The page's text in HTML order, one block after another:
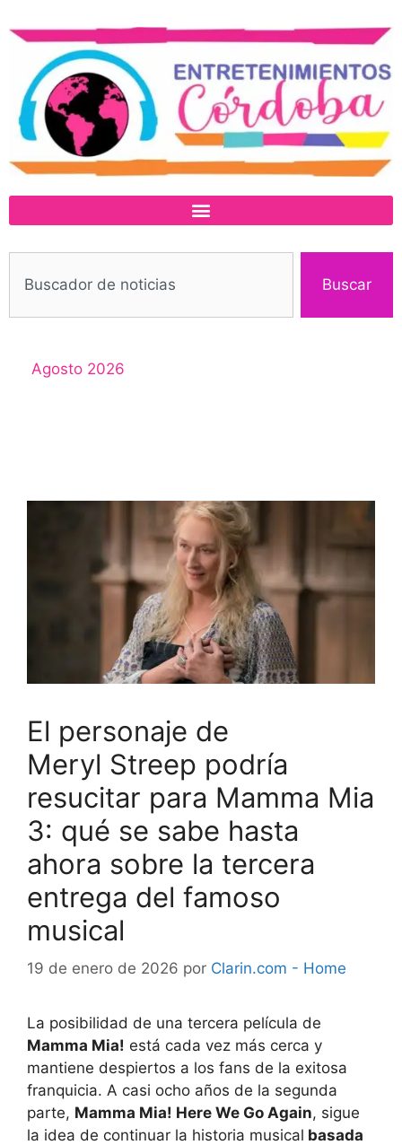
Buscar
Agosto 2026
El personaje de
Meryl Streep podría
resucitar para Mamma Mia
3: qué se sabe hasta
ahora sobre la tercera
entrega del famoso
musical
19 de enero de 2026 por Clarin.com - Home
La posibilidad de una tercera película de
Mamma Mia! está cada vez más cerca y
mantiene despiertos a los fans de la exitosa
franquicia. A casi ocho años de la segunda
parte, Mamma Mia! Here We Go Again, sigue
la idea de continuar la historia musical basada